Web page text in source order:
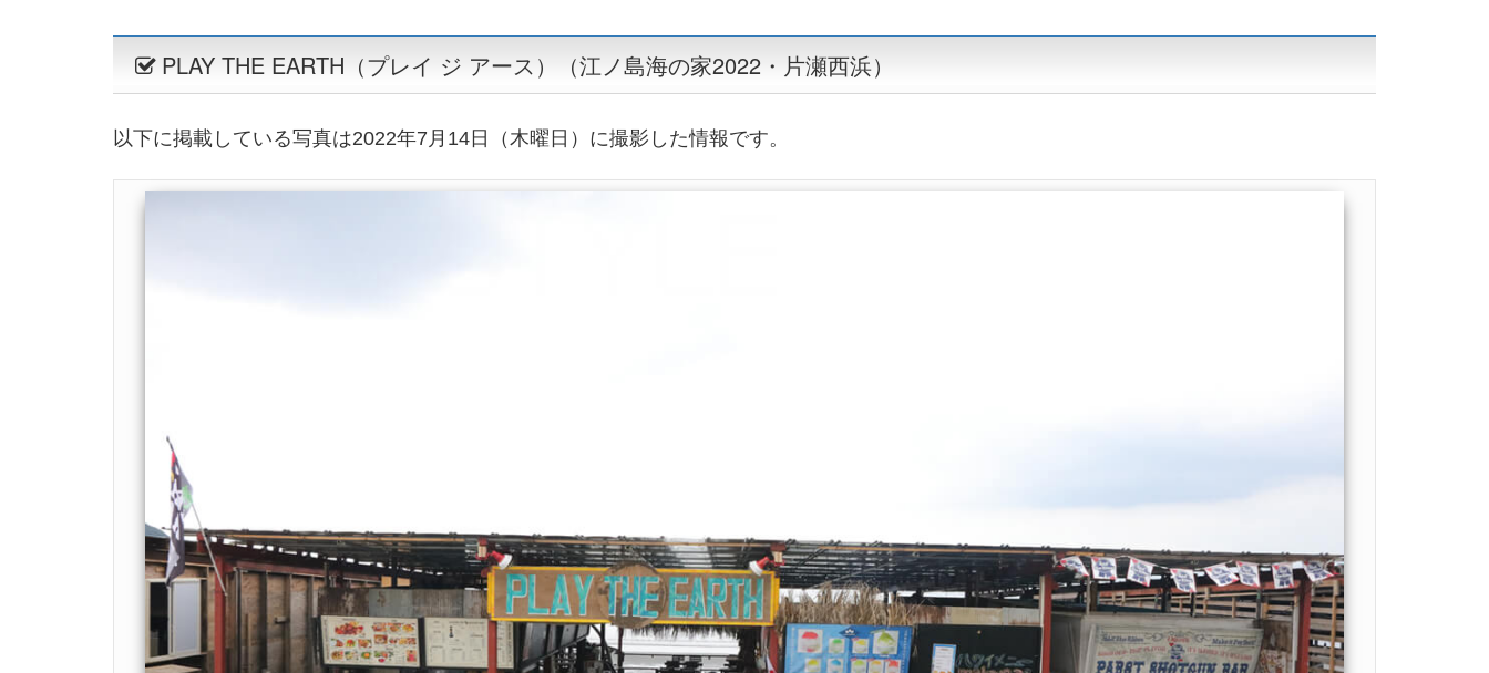
PLAY THE EARTH（プレイ ジ アース）（江ノ島海の家2022・片瀬西浜）
以下に掲載している写真は2022年7月14日（木曜日）に撮影した情報です。